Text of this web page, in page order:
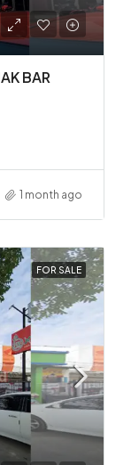
BAR
1 month ago
FOR SALE